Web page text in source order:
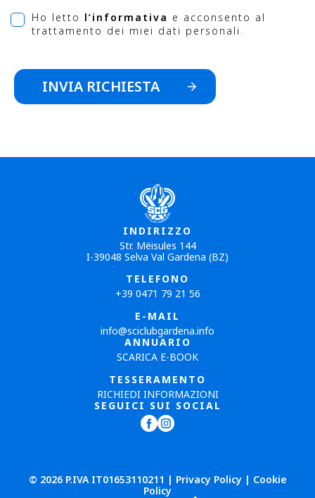
Ho letto l’informativa e acconsento al
trattamento dei miei dati personali.
INDIRIZZO
Str. Mëisules 144
I-39048 Selva Val Gardena (BZ)
TELEFONO
+39 0471 79 21 56
E-MAIL
info@sciclubgardena.info
ANNUARIO
SCARICA E-BOOK
TESSERAMENTO
RICHIEDI INFORMAZIONI
SEGUICI SUI SOCIAL
© 2026 P.IVA IT01653110211 | Privacy Policy| Cookie
Policy